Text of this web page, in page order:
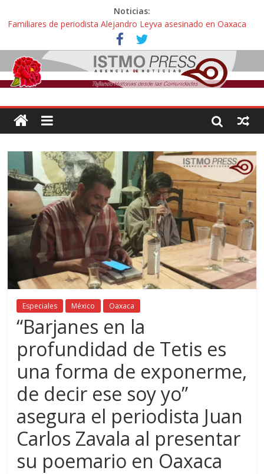
Noticias:
Familiares de periodista Alejandro Leyva asesinado en Oaxaca
protestan y exigen justicia en desfile de delegaciones
Alertan pescadores de Juchitán, Oaxaca de nuevo despojo de su
territorio para construir un parque eólico
Pescadores y comuneros ikoots detienen la extracción ilegal de
material pétreo de gravera Oyamel
ahora pescadores de Salinas del Marqués denuncian daños de
Pemex
Especiales México Oaxaca
“Barjanes en la
profundidad de Tetis es
una forma de exponerme,
de decir ese soy yo”
asegura el periodista Juan
Carlos Zavala al presentar
su poemario en Oaxaca